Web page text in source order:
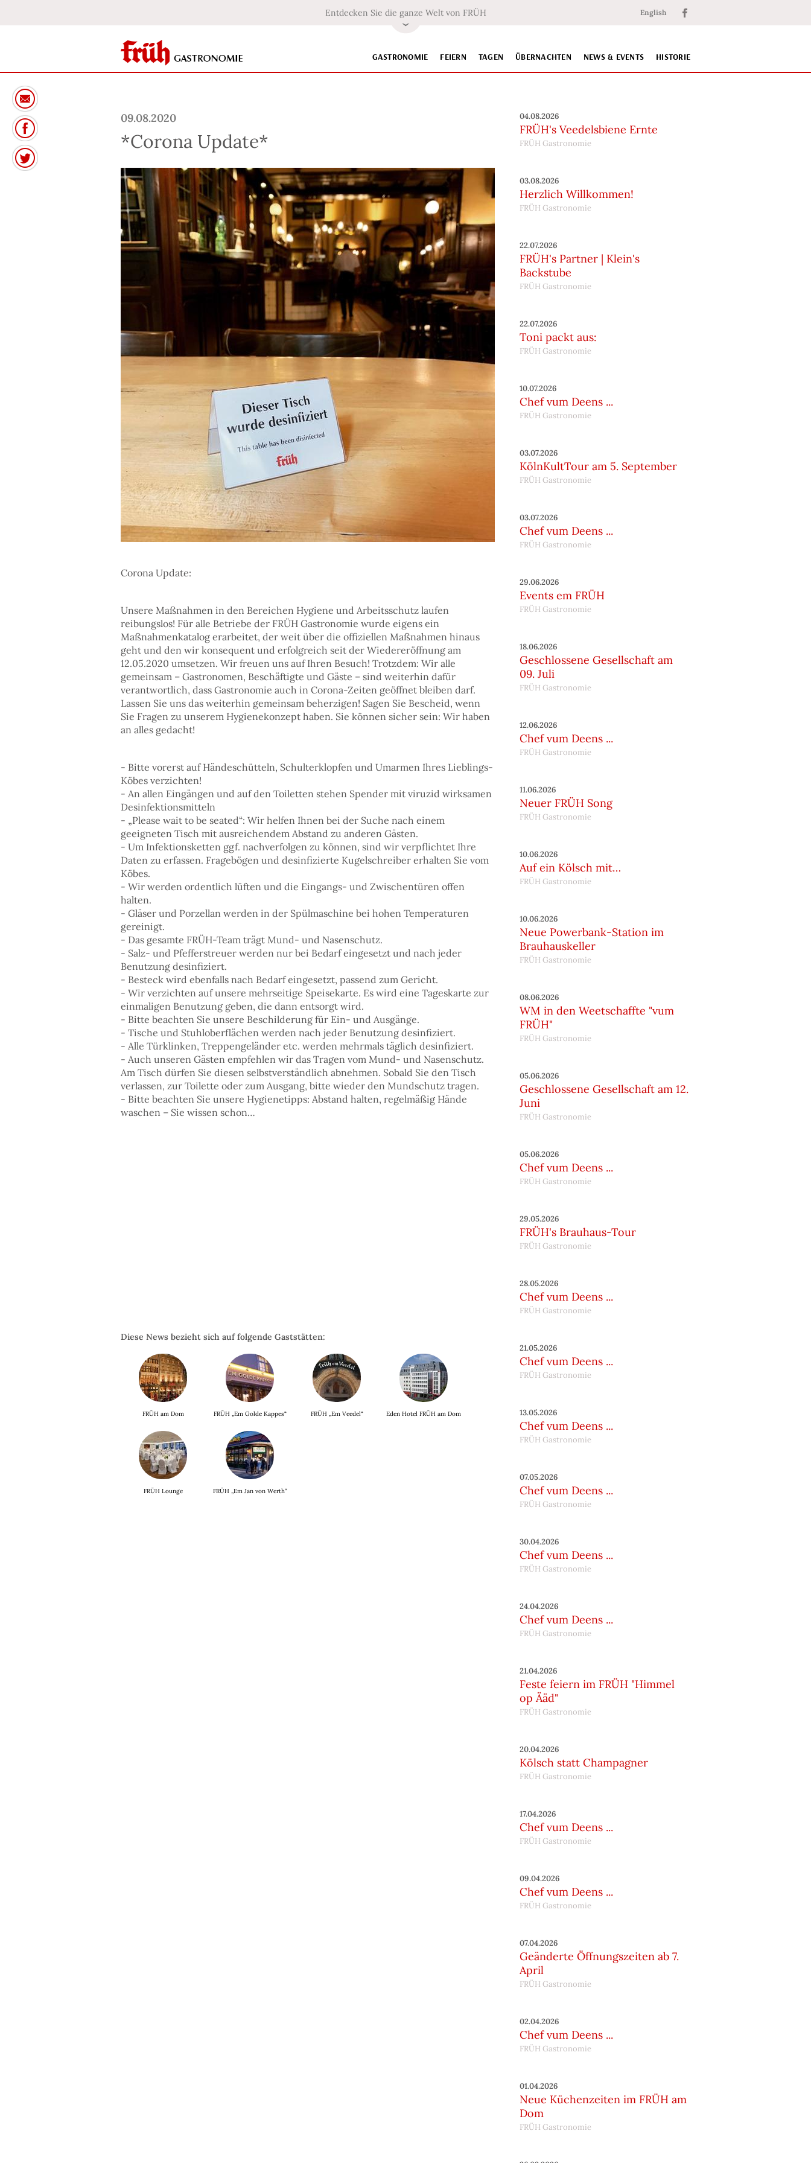
Entdecken Sie die ganze Welt von FRÜH English
GASTRONOMIE FEIERN TAGEN ÜBERNACHTEN NEWS & EVENTS HISTORIE
09.08.2020
*Corona Update*
Corona Update:
Unsere Maßnahmen in den Bereichen Hygiene und Arbeitsschutz laufen
reibungslos! Für alle Betriebe der FRÜH Gastronomie wurde eigens ein
Maßnahmenkatalog erarbeitet, der weit über die offiziellen Maßnahmen hinaus
geht und den wir konsequent und erfolgreich seit der Wiedereröffnung am
12.05.2020 umsetzen. Wir freuen uns auf Ihren Besuch! Trotzdem: Wir alle
gemeinsam – Gastronomen, Beschäftigte und Gäste – sind weiterhin dafür
verantwortlich, dass Gastronomie auch in Corona-Zeiten geöffnet bleiben darf.
Lassen Sie uns das weiterhin gemeinsam beherzigen! Sagen Sie Bescheid, wenn
Sie Fragen zu unserem Hygienekonzept haben. Sie können sicher sein: Wir haben
an alles gedacht!
- Bitte vorerst auf Händeschütteln, Schulterklopfen und Umarmen Ihres Lieblings-
Köbes verzichten!
- An allen Eingängen und auf den Toiletten stehen Spender mit viruzid wirksamen
Desinfektionsmitteln
- „Please wait to be seated“: Wir helfen Ihnen bei der Suche nach einem
geeigneten Tisch mit ausreichendem Abstand zu anderen Gästen.
- Um Infektionsketten ggf. nachverfolgen zu können, sind wir verpflichtet Ihre
Daten zu erfassen. Fragebögen und desinfizierte Kugelschreiber erhalten Sie vom
Köbes.
- Wir werden ordentlich lüften und die Eingangs- und Zwischentüren offen
halten.
- Gläser und Porzellan werden in der Spülmaschine bei hohen Temperaturen
gereinigt.
- Das gesamte FRÜH-Team trägt Mund- und Nasenschutz.
- Salz- und Pfefferstreuer werden nur bei Bedarf eingesetzt und nach jeder
Benutzung desinfiziert.
- Besteck wird ebenfalls nach Bedarf eingesetzt, passend zum Gericht.
- Wir verzichten auf unsere mehrseitige Speisekarte. Es wird eine Tageskarte zur
einmaligen Benutzung geben, die dann entsorgt wird.
- Bitte beachten Sie unsere Beschilderung für Ein- und Ausgänge.
- Tische und Stuhloberflächen werden nach jeder Benutzung desinfiziert.
- Alle Türklinken, Treppengeländer etc. werden mehrmals täglich desinfiziert.
- Auch unseren Gästen empfehlen wir das Tragen vom Mund- und Nasenschutz.
Am Tisch dürfen Sie diesen selbstverständlich abnehmen. Sobald Sie den Tisch
verlassen, zur Toilette oder zum Ausgang, bitte wieder den Mundschutz tragen.
- Bitte beachten Sie unsere Hygienetipps: Abstand halten, regelmäßig Hände
waschen – Sie wissen schon…
Diese News bezieht sich auf folgende Gaststätten:
FRÜH am Dom FRÜH „Em Golde Kappes“ FRÜH „Em Veedel“ Eden Hotel FRÜH am Dom
FRÜH Lounge FRÜH „Em Jan von Werth“
04.08.2026
FRÜH's Veedelsbiene Ernte
FRÜH Gastronomie
03.08.2026
Herzlich Willkommen!
FRÜH Gastronomie
22.07.2026
FRÜH's Partner | Klein's
Backstube
FRÜH Gastronomie
22.07.2026
Toni packt aus:
FRÜH Gastronomie
10.07.2026
Chef vum Deens ...
FRÜH Gastronomie
03.07.2026
KölnKultTour am 5. September
FRÜH Gastronomie
03.07.2026
Chef vum Deens ...
FRÜH Gastronomie
29.06.2026
Events em FRÜH
FRÜH Gastronomie
18.06.2026
Geschlossene Gesellschaft am
09. Juli
FRÜH Gastronomie
12.06.2026
Chef vum Deens ...
FRÜH Gastronomie
11.06.2026
Neuer FRÜH Song
FRÜH Gastronomie
10.06.2026
Auf ein Kölsch mit…
FRÜH Gastronomie
10.06.2026
Neue Powerbank-Station im
Brauhauskeller
FRÜH Gastronomie
08.06.2026
WM in den Weetschaffte "vum
FRÜH"
FRÜH Gastronomie
05.06.2026
Geschlossene Gesellschaft am 12.
Juni
FRÜH Gastronomie
05.06.2026
Chef vum Deens ...
FRÜH Gastronomie
29.05.2026
FRÜH's Brauhaus-Tour
FRÜH Gastronomie
28.05.2026
Chef vum Deens ...
FRÜH Gastronomie
21.05.2026
Chef vum Deens ...
FRÜH Gastronomie
13.05.2026
Chef vum Deens ...
FRÜH Gastronomie
07.05.2026
Chef vum Deens ...
FRÜH Gastronomie
30.04.2026
Chef vum Deens ...
FRÜH Gastronomie
24.04.2026
Chef vum Deens ...
FRÜH Gastronomie
21.04.2026
Feste feiern im FRÜH "Himmel
op Ääd"
FRÜH Gastronomie
20.04.2026
Kölsch statt Champagner
FRÜH Gastronomie
17.04.2026
Chef vum Deens ...
FRÜH Gastronomie
09.04.2026
Chef vum Deens ...
FRÜH Gastronomie
07.04.2026
Geänderte Öffnungszeiten ab 7.
April
FRÜH Gastronomie
02.04.2026
Chef vum Deens ...
FRÜH Gastronomie
01.04.2026
Neue Küchenzeiten im FRÜH am
Dom
FRÜH Gastronomie